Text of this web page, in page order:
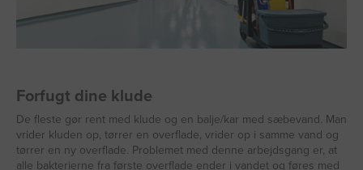
Forfugt dine klude
De fleste gør rent med klude og en balje/kar med sæbevand. Man
vrider kluden op, tørrer en overflade, vrider op i samme vand og
tørrer en ny overflade. Problemet med denne arbejdsgang er, at
alle bakterierne fra første overflade ender i vandet og føres med